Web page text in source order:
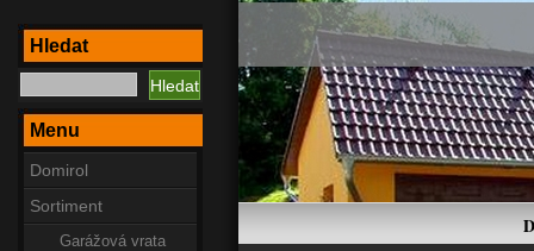
Hledat
Menu
Domirol
Sortiment
Garážová vrata